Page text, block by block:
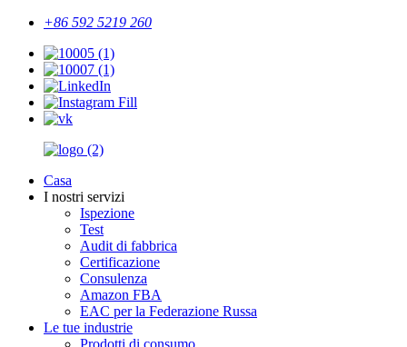
+86 592 5219 260
Casa
I nostri servizi
Ispezione
Test
Audit di fabbrica
Certificazione
Consulenza
Amazon FBA
EAC per la Federazione Russa
Le tue industrie
Prodotti di consumo